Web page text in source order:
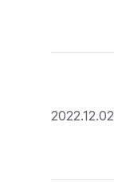
2022.12.02